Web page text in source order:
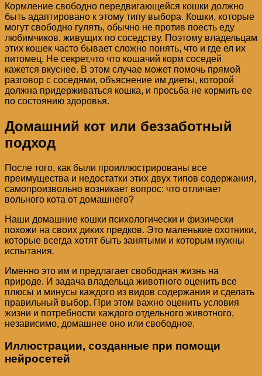
Кормление свободно передвигающейся кошки должно
быть адаптировано к этому типу выбора. Кошки, которые
могут свободно гулять, обычно не против поесть еду
любимчиков, живущих по соседству. Поэтому владельцам
этих кошек часто бывает сложно понять, что и где ел их
питомец. Не секрет,что что кошачий корм соседей
кажется вкуснее. В этом случае может помочь прямой
разговор с соседями, объяснение им диеты, которой
должна придерживаться кошка, и просьба не кормить ее
по состоянию здоровья.
Домашний кот или беззаботный
подход
После того, как были проиллюстрированы все
преимущества и недостатки этих двух типов содержания,
самопроизвольно возникает вопрос: что отличает
вольного кота от домашнего?
Наши домашние кошки психологически и физически
похожи на своих диких предков. Это маленькие охотники,
которые всегда хотят быть занятыми и которым нужны
испытания.
Именно это им и предлагает свободная жизнь на
природе. И задача владельца животного оценить все
плюсы и минусы каждого из видов содержания и сделать
правильный выбор. При этом важно оценить условия
жизни и потребности каждого отдельного животного,
независимо, домашнее оно или свободное.
Иллюстрации, созданные при помощи
нейросетей